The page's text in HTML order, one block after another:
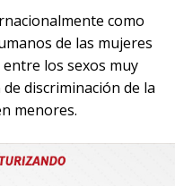
como
de las mujeres
los sexos muy
discriminación de la
menores.